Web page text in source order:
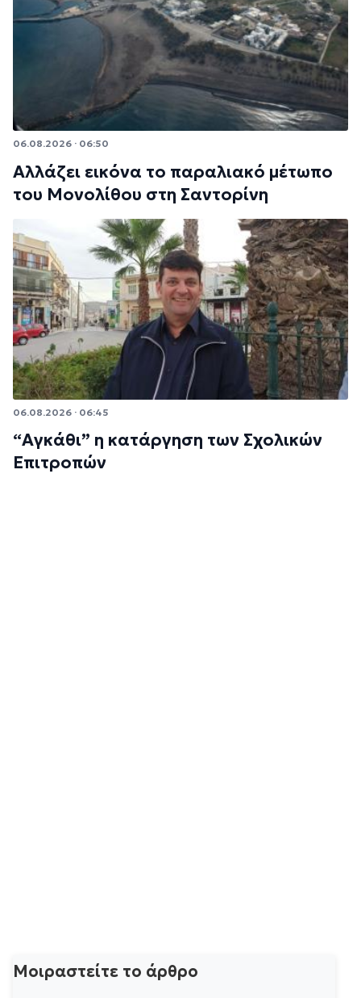
06.08.2026 · 06:50
Αλλάζει εικόνα το παραλιακό μέτωπο
του Μονολίθου στη Σαντορίνη
06.08.2026 · 06:45
“Αγκάθι” η κατάργηση των Σχολικών
Επιτροπών
Μοιραστείτε το άρθρο